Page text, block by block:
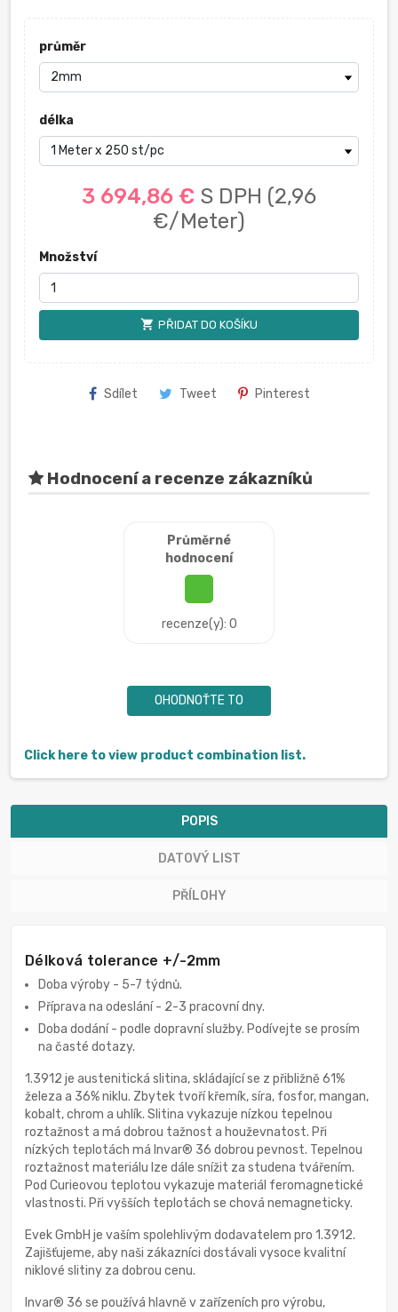
průměr
délka
3 694,86 € S DPH (2,96
€/Meter)
Množství
shopping_cart PŘIDAT DO KOŠÍKU
Sdílet Tweet Pinterest
Hodnocení a recenze zákazníků
Průměrné
hodnocení
recenze(y): 0
OHODNOŤTE TO
Click here to view product combination list.
POPIS
DATOVÝ LIST
PŘÍLOHY
Délková tolerance +/-2mm
Doba výroby - 5-7 týdnů.
Příprava na odeslání - 2-3 pracovní dny.
Doba dodání - podle dopravní služby. Podívejte se prosím
na časté dotazy.
1.3912 je austenitická slitina, skládající se z přibližně 61%
železa a 36% niklu. Zbytek tvoří křemík, síra, fosfor, mangan,
kobalt, chrom a uhlík. Slitina vykazuje nízkou tepelnou
roztažnost a má dobrou tažnost a houževnatost. Při
nízkých teplotách má Invar® 36 dobrou pevnost. Tepelnou
roztažnost materiálu lze dále snížit za studena tvářením.
Pod Curieovou teplotou vykazuje materiál feromagnetické
vlastnosti. Při vyšších teplotách se chová nemagneticky.
Evek GmbH je vaším spolehlivým dodavatelem pro 1.3912.
Zajišťujeme, aby naši zákazníci dostávali vysoce kvalitní
niklové slitiny za dobrou cenu.
Invar® 36 se používá hlavně v zařízeních pro výrobu,